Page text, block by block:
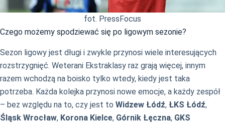
fot. PressFocus
Czego możemy spodziewać się po ligowym sezonie?
Sezon ligowy jest długi i zwykle przynosi wiele interesujących
rozstrzygnięć. Weterani Ekstraklasy raz grają więcej, innym
razem wchodzą na boisko tylko wtedy, kiedy jest taka
potrzeba. Każda kolejka przynosi nowe emocje, a każdy zespół
– bez względu na to, czy jest to Widzew Łódź, ŁKS Łódź,
Śląsk Wrocław, Korona Kielce, Górnik Łęczna, GKS